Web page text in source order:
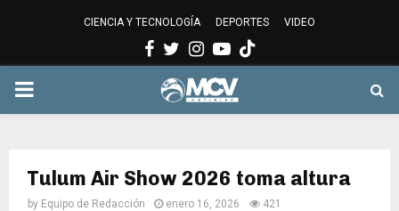
CIENCIA Y TECNOLOGÍA DEPORTES VIDEO
Facebook
Twitter
Instagram
Youtube
PRIMARY
Tulum Air Show 2026 toma altura
by Equipo de Redacción enero 16, 2026 421